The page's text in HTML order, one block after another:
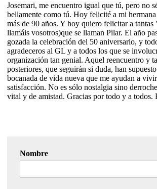
Josemari, me encuentro igual que tú, pero no
bellamente como tú. Hoy felicité a mi
más de 90 años. Y hoy quiero felicitar a tantas
llamáis vosotros)que se llaman Pilar. El año
gozada la celebración del 50 aniversario, y
agradeceros al GL y a todos los que se
organización tan genial. Aquel reencuentro y
posteriores, que seguirán si duda, han
bocanada de vida nueva que me ayudan a
satisfacción. No es sólo nostalgia sino
vital y de amistad. Gracias por todo y a todos.
Nombre